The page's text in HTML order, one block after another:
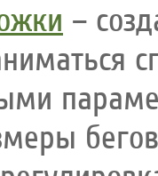
–